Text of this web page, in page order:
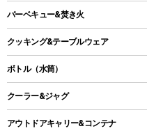
タープ
スクエアタープ（レクタタープ）
メッシュタープ
自立式タープ
ガスランタン
オイルランタン
LEDライト
ヘッドライト
キャンドル
ガスバーナー
ガス缶
ガストーチ、ライター
バーベキュー&焚き火
バーベキューコンロ、グリル
焚き火台タイプ（ロースタイル）グリル
卓上タイプグリル
パーティータイプグリル
クッキング&テーブルウェア
ダッチオーブン
ホットサンドメーカー
ボトル（水筒）
ステンレスボトル
クーラー&ジャグ
クーラーボックス
アウトドアキャリー&コンテナ